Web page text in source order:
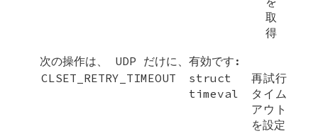
取
得
次の操作は、 UDP だけに、有効です:
CLSET_RETRY_TIMEOUT
struct
timeval
再試行
タイム
アウト
を設定